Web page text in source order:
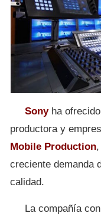
Sonyha
productora y
Mobile Production
creciente demanda
calidad.
La compañía